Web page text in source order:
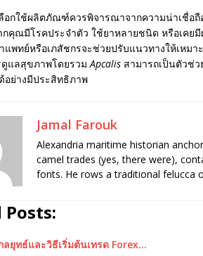
อกใช้ผลิตภัณฑ์ควรพิจารณาจากความน่าเชื่อ
คุณมีโรคประจำตัว ใช้ยาหลายชนิด หรือเคยมี
แพทย์หรือเภสัชกรจะช่วยปรับแนวทางให้เหม
ดูแลสุขภาพโดยรวมApcalis สามารถเป็นตัวช่
อย่างมีประสิทธิภาพ
Jamal Farouk
Alexandria maritime historian
camel trades (yes, there were),
fonts. He rows a traditional felucca
Posts:
ลยุทธ์และวิธีเริ่มต้นเทรด Forex…